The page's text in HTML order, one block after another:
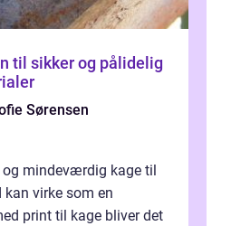
til sikker og pålidelig
Sørensen
og mindeværdig kage til
virke som en
print til kage bliver det